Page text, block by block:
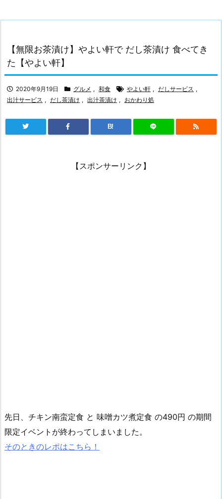
【無限お茶漬け】やよい軒で だし茶漬け 食べてき
た【やよい軒】
2020年9月19日 グルメ , 和食 やよい軒 , だしサービス ,
出汁サービス , だし茶漬け , 出汁茶漬け , おかわり処
B!
【スポンサーリンク】
先日、チキン南蛮定食 と 味噌カツ煮定食 の490円 の期間
限定イベントが終わってしまいました。
そのときのレポはこちら！